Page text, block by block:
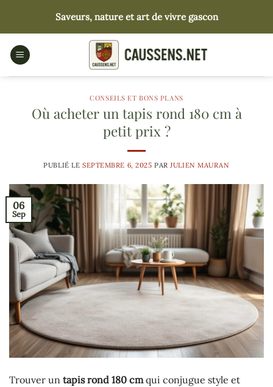
contenu
Saveurs, nature et art de vivre gascon
CONSEILS ET BONS PLANS
Où acheter un tapis rond 180 cm à
petit prix ?
PUBLIÉ LE SEPTEMBRE 6, 2025 PAR JULIEN MAURAN
06
Sep
Trouver un tapis rond 180 cmqui conjugue style et